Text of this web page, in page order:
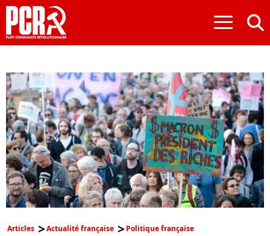
≡
Articles Actualité française Politique française